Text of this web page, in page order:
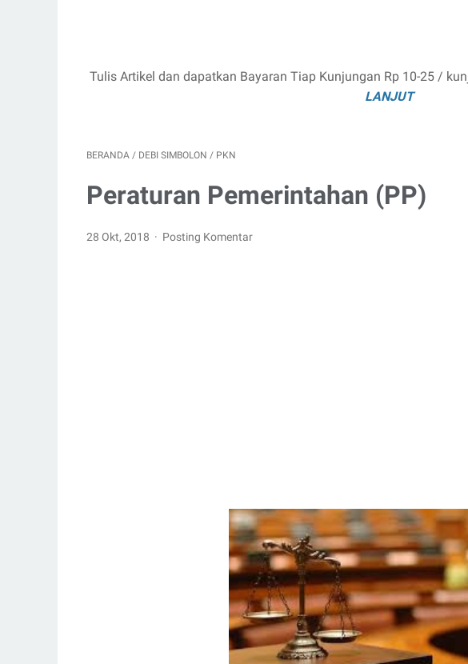
Tulis Artikel dan dapatkan Bayaran Tiap Kunjungan Rp 10-25 /
LANJUT
BERANDA / DEBI SIMBOLON / PKN
Peraturan Pemerintahan (PP)
28 Okt, 2018 Posting Komentar